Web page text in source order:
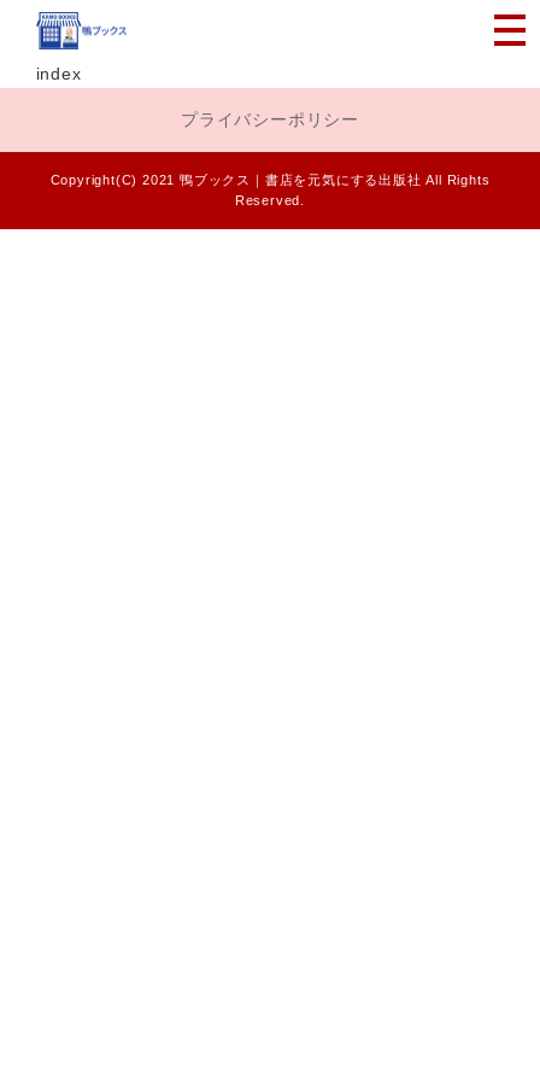
index
プライバシーポリシー
Copyright(C) 2021 鴨ブックス｜書店を元気にする出版社 All Rights
Reserved.